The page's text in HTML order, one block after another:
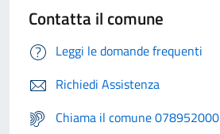
Contatta il comune
Leggi le domande frequenti
Richiedi Assistenza
Chiama il comune 078952000